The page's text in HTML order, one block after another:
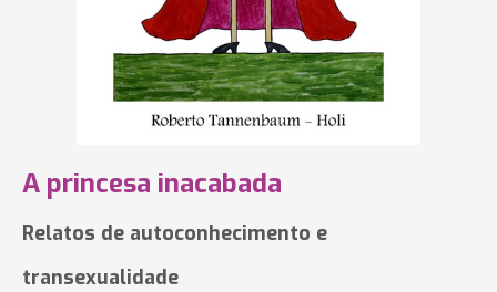
A princesa inacabada
Relatos de autoconhecimento e
transexualidade